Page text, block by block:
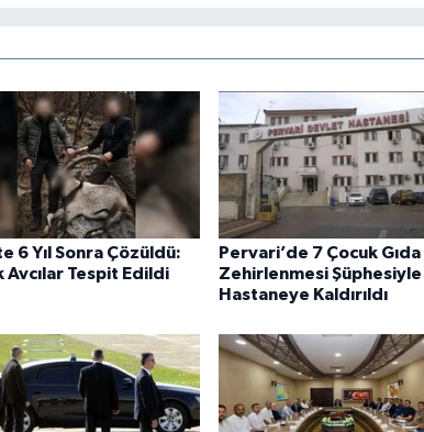
6 Yıl Sonra Çözüldü:
Avcılar Tespit Edildi
Pervari’de 7 Çocuk Gıda
Zehirlenmesi Şüphesiyle
Hastaneye Kaldırıldı